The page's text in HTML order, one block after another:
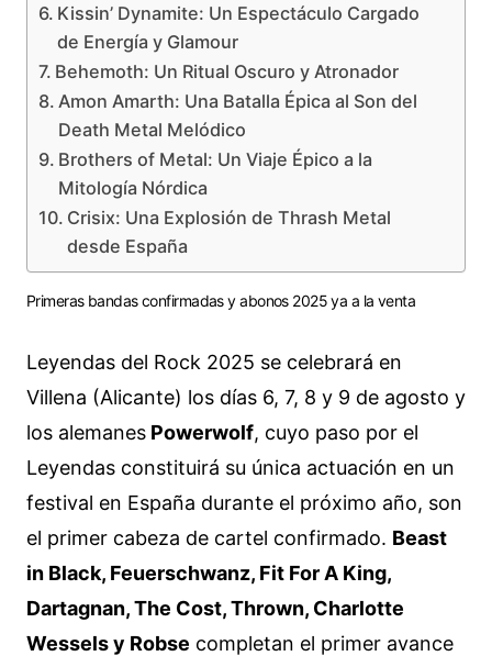
Kissin’ Dynamite: Un Espectáculo Cargado
de Energía y Glamour
Behemoth: Un Ritual Oscuro y Atronador
Amon Amarth: Una Batalla Épica al Son del
Death Metal Melódico
Brothers of Metal: Un Viaje Épico a la
Mitología Nórdica
Crisix: Una Explosión de Thrash Metal
desde España
Primeras bandas confirmadas y abonos 2025 ya a la venta
Leyendas del Rock 2025 se celebrará en
Villena (Alicante) los días 6, 7, 8 y 9 de agosto y
los alemanes Powerwolf, cuyo paso por el
Leyendas constituirá su única actuación en un
festival en España durante el próximo año, son
el primer cabeza de cartel confirmado. Beast
in Black, Feuerschwanz, Fit For A King,
Dartagnan, The Cost, Thrown, Charlotte
Wessels y Robse completan el primer avance